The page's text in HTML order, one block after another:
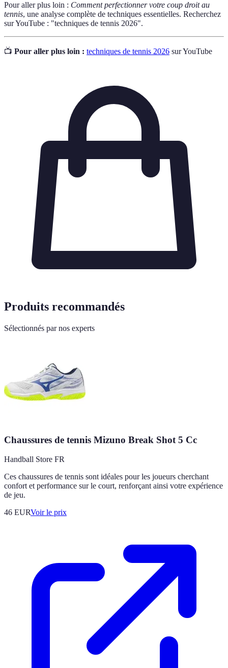
Pour aller plus loin : Comment perfectionner votre coup droit au
tennis, une analyse complète de techniques essentielles. Recherchez
sur YouTube : "techniques de tennis 2026".
📺 Pour aller plus loin : techniques de tennis 2026 sur YouTube
Produits recommandés
Sélectionnés par nos experts
Chaussures de tennis Mizuno Break Shot 5 Cc
Handball Store FR
Ces chaussures de tennis sont idéales pour les joueurs cherchant
confort et performance sur le court, renforçant ainsi votre expérience
de jeu.
46 EURVoir le prix